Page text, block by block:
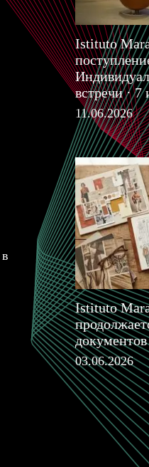
Istituto
встречи · 7
11.06.2026
Istituto
03.06.2026